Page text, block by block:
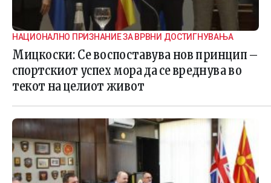
НАЦИОНАЛНО ПРИЗНАНИЕ ЗА ВРВНИ ДОСТИГНУВАЊА
Мицкоски: Се воспоставува нов принцип –
спортскиот успех мора да се вреднува во
текот на целиот живот